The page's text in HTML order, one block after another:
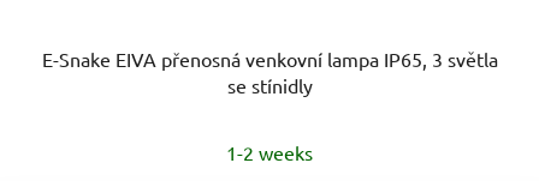
E-Snake EIVA přenosná venkovní lampa IP65, 3 světla
se stínidly
1-2 weeks